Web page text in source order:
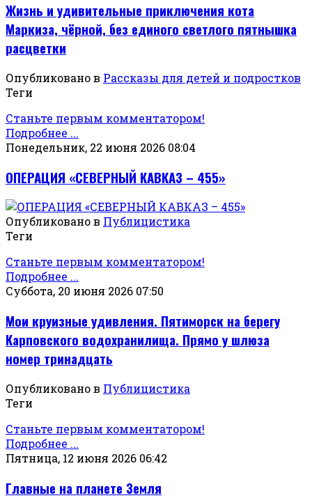
Жизнь и удивительные приключения кота
Маркиза, чёрной, без единого светлого пятнышка
расцветки
Опубликовано в Рассказы для детей и подростков
Теги
Станьте первым комментатором!
Подробнее ...
Понедельник, 22 июня 2026 08:04
ОПЕРАЦИЯ «СЕВЕРНЫЙ КАВКАЗ – 455»
Опубликовано в Публицистика
Теги
Станьте первым комментатором!
Подробнее ...
Суббота, 20 июня 2026 07:50
Мои круизные удивления. Пятиморск на берегу
Карповского водохранилища. Прямо у шлюза
номер тринадцать
Опубликовано в Публицистика
Теги
Станьте первым комментатором!
Подробнее ...
Пятница, 12 июня 2026 06:42
Главные на планете Земля